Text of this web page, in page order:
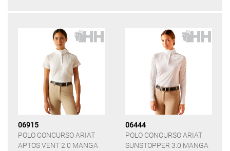
06915
POLO CONCURSO ARIAT
APTOS VENT 2.0 MANGA
06444
POLO CONCURSO ARIAT
SUNSTOPPER 3.0 MANGA